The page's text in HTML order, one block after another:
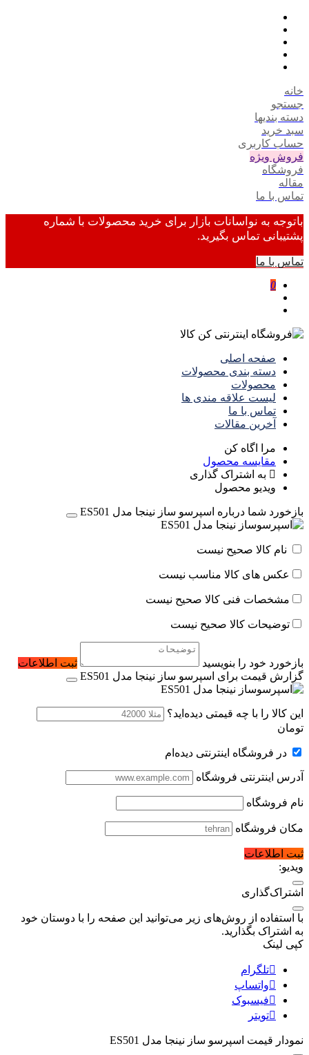
خانه
جستجو
دسته بندیها
سبد خرید
حساب کاربری
فروش ویژه
فروشگاه
مقاله
تماس با ما
باتوجه به نواسانات بازار برای خرید محصولات با شماره
پشتیبانی تماس بگیرید.
تماس با ما
0
صفحه اصلی
دسته بندی محصولات
محصولات
لیست علاقه مندی ها
تماس با ما
آخرین مقالات
مرا اگاه کن
مقایسه محصول
به اشتراک گذاری
ویدیو محصول
بازخورد شما درباره اسپرسو ساز نینجا مدل ES501
نام کالا صحیح نیست
عکس های کالا مناسب نیست
مشخصات فنی کالا صحیح نیست
توضیحات کالا صحیح نیست
بازخورد خود را بنویسید
ثبت اطلاعات
گزارش قیمت برای اسپرسو ساز نینجا مدل ES501
این کالا را با چه قیمتی دیده‌اید؟
تومان
در فروشگاه اینترنتی دیده‌ام
آدرس اینترنتی فروشگاه
نام فروشگاه
مکان فروشگاه
ثبت اطلاعات
ویدیو:
اشتراک‌گذاری
با استفاده از روش‌های زیر می‌توانید این صفحه را با دوستان خود
به اشتراک بگذارید.
کپی لینک
تلگرام
واتساپ
فیسبوک
تویتر
نمودار قیمت اسپرسو ساز نینجا مدل ES501